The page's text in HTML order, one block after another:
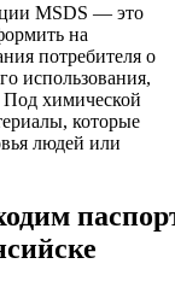
MSDS — это
на
потребителя о
использования,
Под химической
которые
людей или